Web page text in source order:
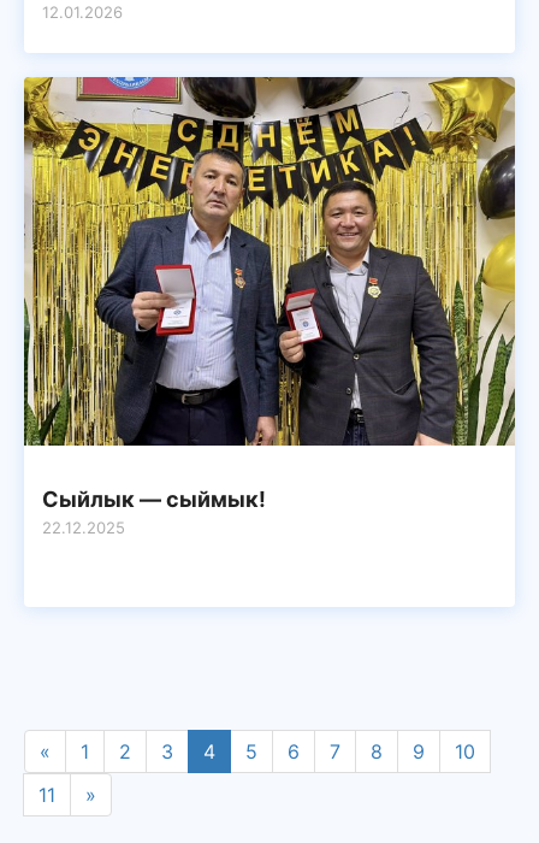
12.01.2026
Сыйлык — сыймык!
22.12.2025
« 1 2 3 4 5 6 7 8 9
10
11
»